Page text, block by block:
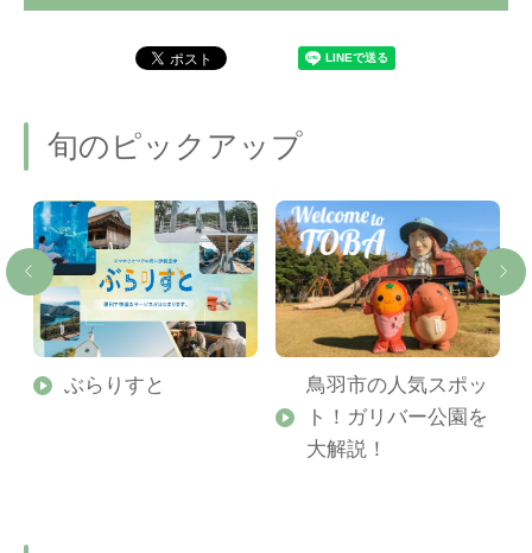
旬のピックアップ
ぶらりすと
鳥羽市の人気スポッ
ト！ガリバー公園を
大解説！